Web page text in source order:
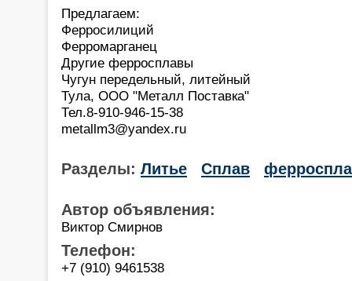
Предлагаем:
Ферросилиций
Ферромарганец
Другие ферросплавы
Чугун передельный, литейный
Тула, ООО "Металл Поставка"
Тел.8-910-946-15-38
metallm3@yandex.ru
Разделы: Литье Сплав
Автор объявления:
Виктор Смирнов
Телефон:
+7 (910) 9461538